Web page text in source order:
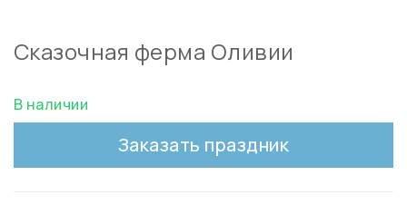
Сказочная ферма Оливии
В наличии
Заказать праздник